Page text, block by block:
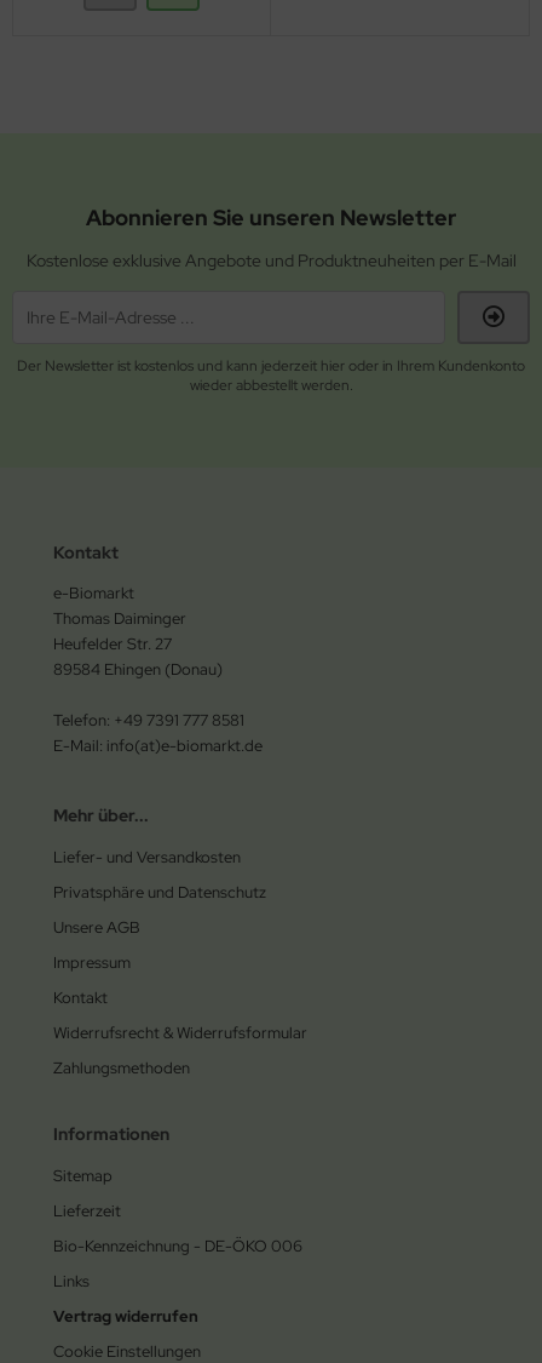
Abonnieren Sie unseren Newsletter
Kostenlose exklusive Angebote und Produktneuheiten per E-Mail
Der Newsletter ist kostenlos und kann jederzeit hier oder in Ihrem Kundenkonto
wieder abbestellt werden.
Kontakt
e-Biomarkt
Thomas Daiminger
Heufelder Str. 27
89584 Ehingen (Donau)
Telefon: +49 7391 777 8581
E-Mail: info(at)e-biomarkt.de
Mehr über...
Liefer- und Versandkosten
Privatsphäre und Datenschutz
Unsere AGB
Impressum
Kontakt
Widerrufsrecht & Widerrufsformular
Zahlungsmethoden
Informationen
Sitemap
Lieferzeit
Bio-Kennzeichnung - DE-ÖKO 006
Links
Vertrag widerrufen
Cookie Einstellungen